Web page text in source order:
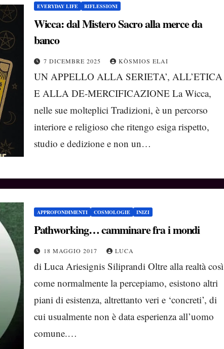
EVERYDAY LIFE RIFLESSIONI
Wicca: dal Mistero Sacro alla merce da
banco
7 DICEMBRE 2025 KÒSMIOS ELAI
UN APPELLO ALLA SERIETA’, ALL’ETICA
E ALLA DE-MERCIFICAZIONE La Wicca,
nelle sue molteplici Tradizioni, è un percorso
interiore e religioso che ritengo esiga rispetto,
studio e dedizione e non un…
APPROFONDIMENTI COSMOLOGIE INIZI
Pathworking… camminare fra i mondi
18 MAGGIO 2017 LUCA
di Luca Ariesignis Siliprandi Oltre alla realtà così
come normalmente la percepiamo, esistono altri
piani di esistenza, altrettanto veri e ‘concreti’, di
cui usualmente non è data esperienza all’uomo
comune.…